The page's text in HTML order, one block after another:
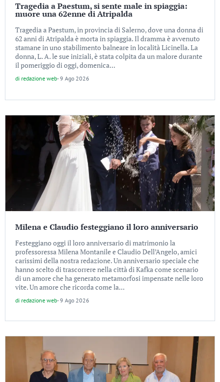
Tragedia a Paestum, si sente male in spiaggia:
muore una 62enne di Atripalda
Tragedia a Paestum, in provincia di Salerno, dove una donna di
62 anni di Atripalda è morta in spiaggia. Il dramma è avvenuto
stamane in uno stabilimento balneare in località Licinella. La
donna, L. A. le sue iniziali, è stata colpita da un malore durante
il pomeriggio di oggi, domenica...
di redazione web-9 Ago 2026
Milena e Claudio festeggiano il loro anniversario
Festeggiano oggi il loro anniversario di matrimonio la
professoressa Milena Montanile e Claudio Dell’Angelo, amici
carissimi della nostra redazione. Un anniversario speciale che
hanno scelto di trascorrere nella città di Kafka come scenario
di un amore che ha generato metamorfosi impensate nelle loro
vite. Un amore che ricorda come la...
di redazione web-9 Ago 2026